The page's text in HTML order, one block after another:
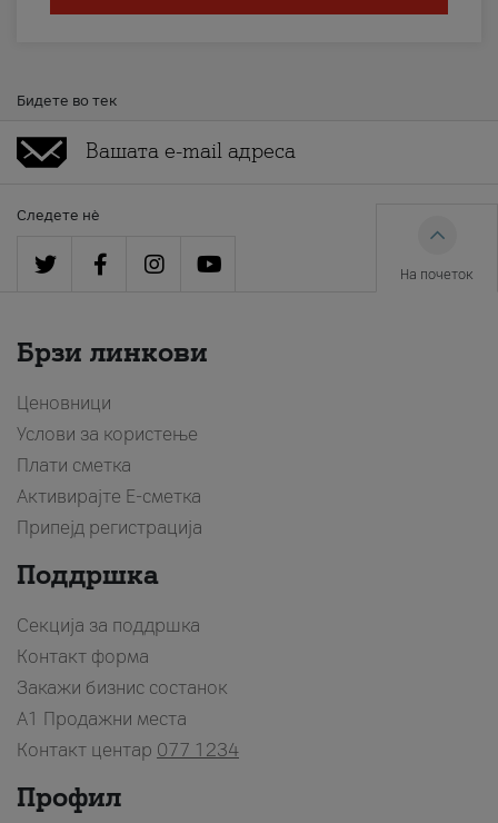
Бидете во тек
Следете нè
На почеток
Брзи линкови
Ценовници
Услови за користење
Плати сметка
Активирајте Е-сметка
Припејд регистрација
Поддршка
Секција за поддршка
Контакт форма
Закажи бизнис состанок
A1 Продажни места
Контакт центар 077 1234
Профил